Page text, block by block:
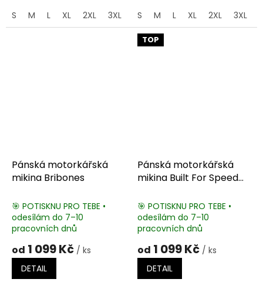
S M L XL 2XL 3XL 4XL 5XL
S
M L XL 2XL 3XL
Pánská motorkářská
mikina Bribones
🎯 POTISKNU PRO TEBE •
odesílám do 7–10
pracovních dnů
od 1 099 Kč / ks
DETAIL
TOP
Pánská motorkářská
mikina Built For Speed
🎯 POTISKNU PRO TEBE •
odesílám do 7–10
pracovních dnů
od 1 099 Kč / ks
DETAIL